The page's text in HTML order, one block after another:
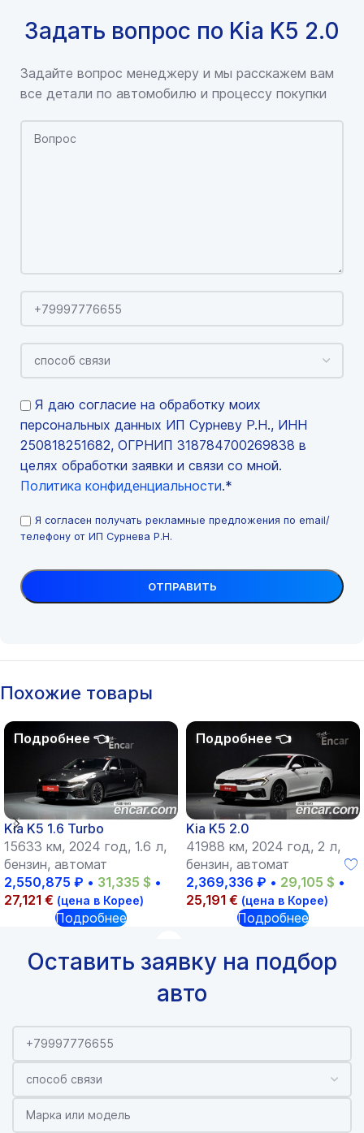
Задать вопрос по Kia K5 2.0
Задайте вопрос менеджеру и мы расскажем вам
все детали по автомобилю и процессу покупки
Я даю согласие на обработку моих
персональных данных ИП Сурневу Р.Н., ИНН
250818251682, ОГРНИП 318784700269838 в
целях обработки заявки и связи со мной.
Политика конфиденциальности.*
Я согласен получать рекламные предложения по email/
телефону от ИП Сурнева Р.Н.
Похожие товары
Kia K5 1.6 Turbo
15633 км, 2024 год, 1.6 л,
бензин, автомат
2,550,875 ₽ • 31,335 $ •
27,121 € (цена в Корее)
Подробнее
Kia K5 2.0
41988 км, 2024 год, 2 л,
бензин, автомат
2,369,336 ₽ • 29,105 $ •
25,191 € (цена в Корее)
Подробнее
Оставить заявку на подбор
авто